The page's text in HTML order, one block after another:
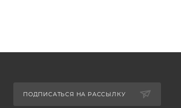
ПОДПИСАТЬСЯ НА РАССЫЛКУ